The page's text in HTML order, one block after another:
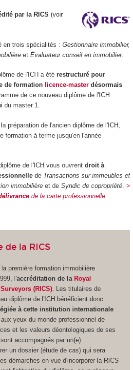
par la RICS (voir
en trois spécialités : Gestionnaire immobilier,
lière et Évaluateur conseil en immobilier.
de l'ICH a été restructuré pour
de formation licence-masterdésormais
de ce nouveau diplôme de l'ICH
du master 1.
préparation de l'ancien diplôme de l'ICH,
formation à terme jusqu'en l'année
de l'ICH vous ouvrent droit à
de Transactions sur immeubles et
immobilièreet de Syndic de copropriété. >
de la carte professionnelle.
de la RICS
première formation immobilière
l'accréditation de la Royal
(RICS). Les titulaires de
diplôme de l'ICH bénéficient donc
à cette institution internationale
yeux du monde professionnel de
et les valeurs déontologiques de ses
accompagnés par un(e)
un dossier (étude de cas) qui sera
démarches en vue d'incorporer la RICS